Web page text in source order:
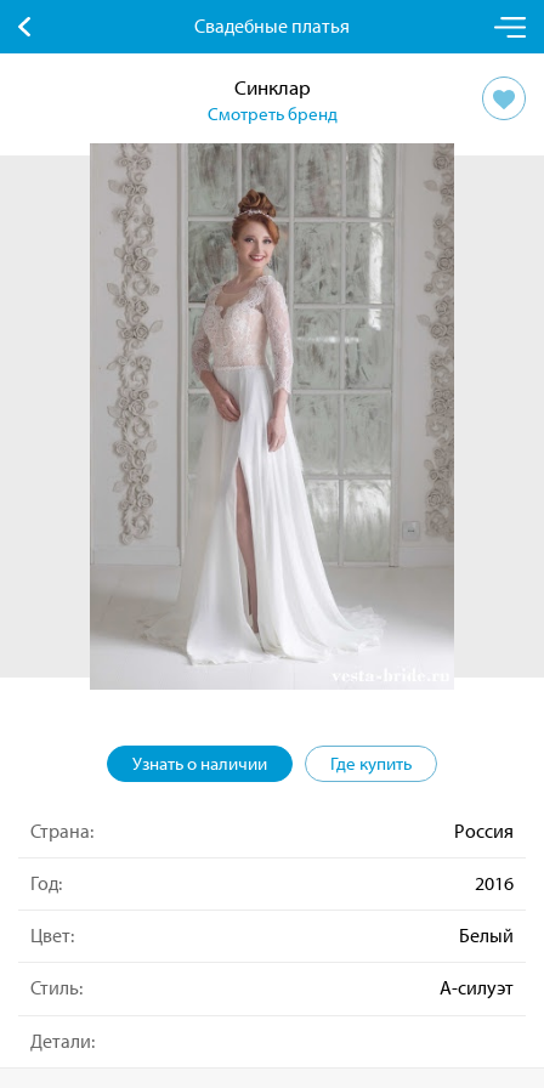
Свадебные платья
Синклар
Смотреть бренд
Узнать о наличии Где купить
Страна: Россия
Год: 2016
Цвет: Белый
Стиль: А-силуэт
Детали: